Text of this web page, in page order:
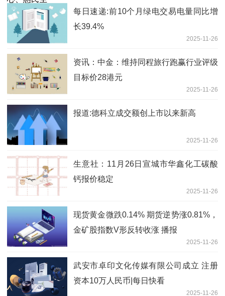
每日速递:前10个月绿电交易电量同比增
长39.4%
2025-11-26
资讯：中金：维持同程旅行跑赢行业评级
目标价28港元
2025-11-26
报道:德科立成交额创上市以来新高
2025-11-26
生意社：11月26日宣城市华鑫化工碳酸
钙报价稳定
2025-11-26
现货黄金微跌0.14% 期货逆势涨0.81%，
金矿股指数V形反转收涨 播报
2025-11-26
武安市卓印文化传媒有限公司成立 注册
资本10万人民币|每日快看
2025-11-26